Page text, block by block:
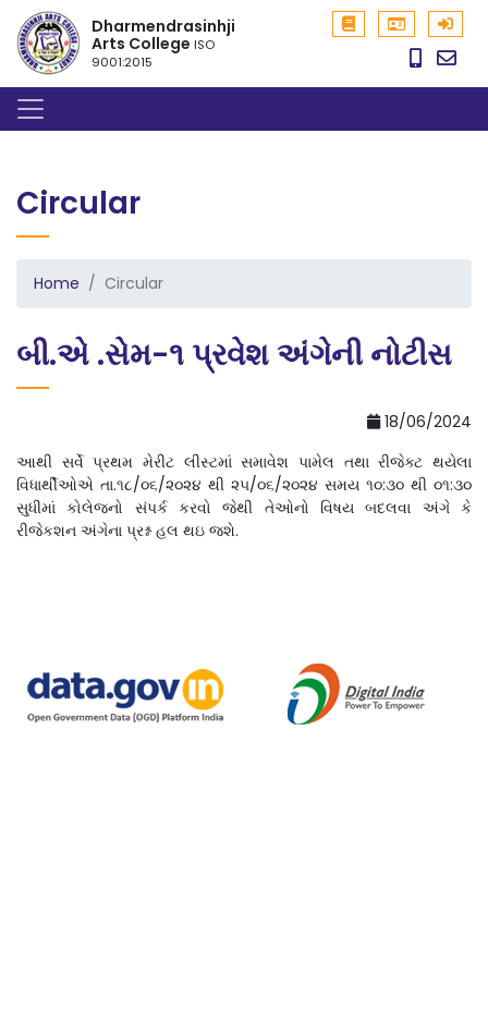
Dharmendrasinhji
Arts CollegeISO
9001:2015
Circular
Home Circular
બી.એ .સેમ-૧ પ્રવેશ અંગેની નોટીસ
18/06/2024
આથી સર્વે પ્રથમ મેરીટ લીસ્ટમાં સમાવેશ પામેલ તથા રીજેક્ટ થયેલા
વિધાર્થીઓએ તા.૧૮/૦૬/૨૦૨૪ થી ૨૫/૦૬/૨૦૨૪ સમય ૧૦:૩૦ થી ૦૧:૩૦
સુધીમાં કોલેજનો સંપર્ક કરવો જેથી તેઓનો વિષય બદલવા અંગે કે
રીજેકશન અંગેના પ્રશ્ન હલ થઇ જશે.